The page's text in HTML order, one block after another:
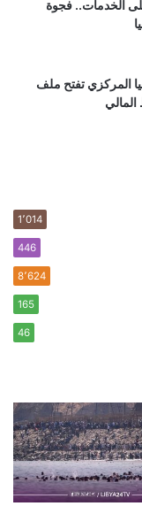
الخدمات.. فجوة
المركزي تفتح ملف
المالي
1٬014
446
8٬624
165
46